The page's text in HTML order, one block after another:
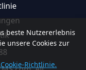
beste Nutzererlebnis
unsere Cookies zur
Richtlinie.